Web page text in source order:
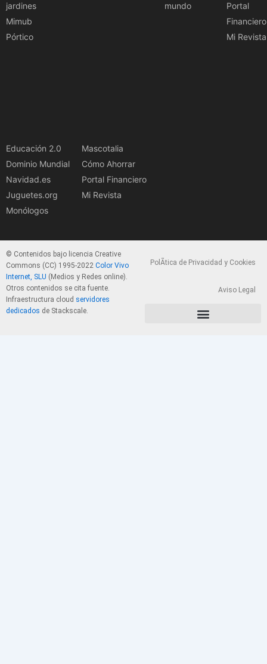
jardines
Mimub
Pórtico
mundo
Portal
Financiero
Mi Revista
Educación 2.0
Dominio Mundial
Navidad.es
Juguetes.org
Monólogos
Mascotalia
Cómo Ahorrar
Portal Financiero
Mi Revista
© Contenidos bajo licencia Creative
Commons (CC) 1995-2022 Color Vivo
Internet, SLU (Medios y Redes online).
Otros contenidos se cita fuente.
Infraestructura cloud servidores
dedicados de Stackscale.
PolÃ­tica de Privacidad y Cookies
Aviso Legal